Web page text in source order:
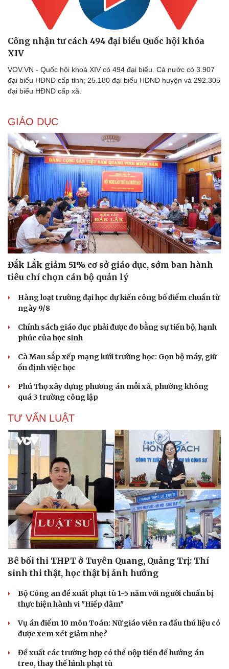
Dinh dưỡng - món ngon
Cây thuốc
Sản phụ khoa
Nhi khoa
Nam khoa
Phòng mạch online
Ăn sạch sống khỏe
Nhà đẹp
Blog
Tình yêu - Gia đình
Văn hóa
Văn học
Di sản
Giải trí
Công nhận tư cách 494 đại biểu Quốc hội khóa
XIV
VOV.VN - Quốc hội khoá XIV có 494 đại biểu. Cả nước có 3.907
đại biểu HĐND cấp tỉnh; 25.180 đại biểu HĐND huyện và 292.305
đại biểu HĐND cấp xã.
GIÁO DỤC
Đắk Lắk giảm 51% cơ sở giáo dục, sớm ban hành
tiêu chí chọn cán bộ quản lý
Hàng loạt trường đại học dự kiến công bố điểm chuẩn từ
ngày 9/8
Chính sách giáo dục phải được đo bằng sự tiến bộ, hạnh
phúc của học sinh
Cà Mau sắp xếp mạng lưới trường học: Gọn bộ máy, giữ
ổn định việc học
Phú Thọ xây dựng phương án mỗi xã, phường không
quá 3 trường công lập
TƯ VẤN LUẬT
Bê bối thi THPT ở Tuyên Quang, Quảng Trị: Thí
sinh thi thật, học thật bị ảnh hưởng
Bộ Công an đề xuất phạt tù 1-5 năm với người chuẩn bị
thực hiện hành vi "Hiếp dâm"
Vụ án điểm 10 môn Toán: Nữ giáo viên ra đầu thú liệu có
được xem xét giảm nhẹ?
Đề xuất các trường hợp có thể nộp tiền để hưởng án
treo, thay thế hình phạt tù